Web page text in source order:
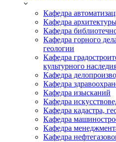
Кафедра
Кафедра
Кафедра
Кафедра горного
геологии
Кафедра
культурного
Кафедра
Кафедра
Кафедра изысканий
Кафедра
Кафедра кадастра,
Кафедра
Кафедра
Кафедра